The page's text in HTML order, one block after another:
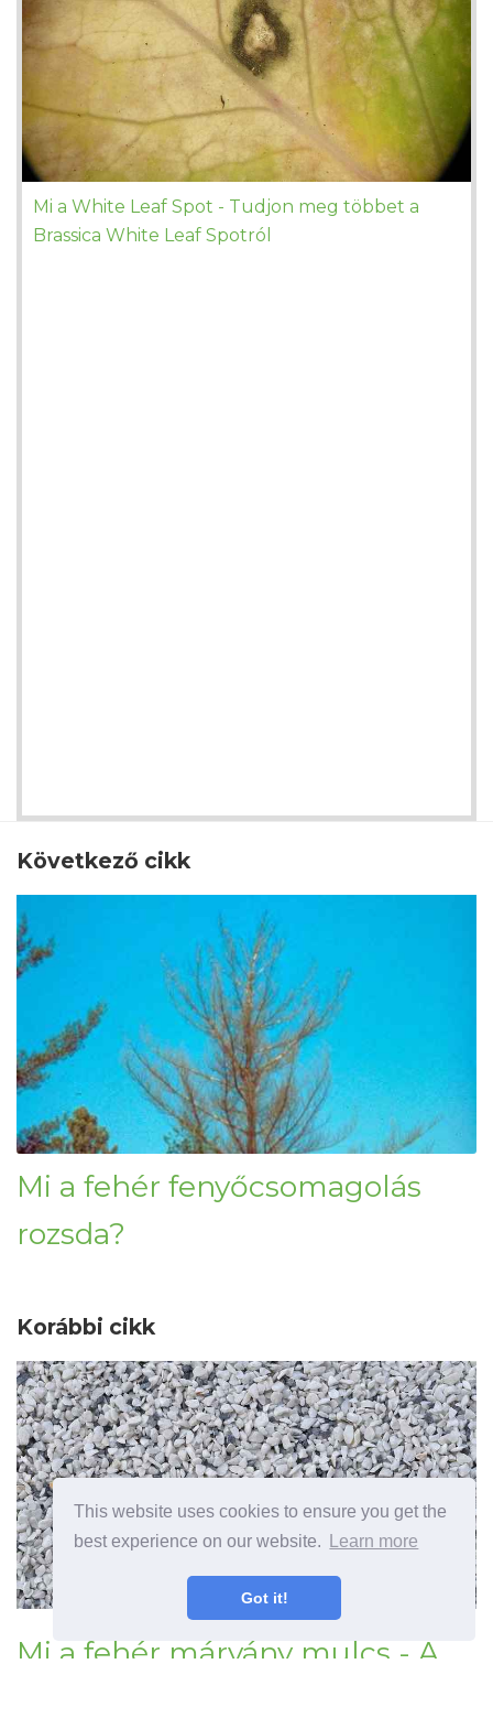
This website uses cookies to ensure you get the
best experience on our website.
Learn more
Got it!
Mi a White Leaf Spot - Tudjon meg többet a
Brassica White Leaf Spotról
Következő cikk
Mi a fehér fenyőcsomagolás
rozsda?
Korábbi cikk
Mi a fehér márvány mulcs - A